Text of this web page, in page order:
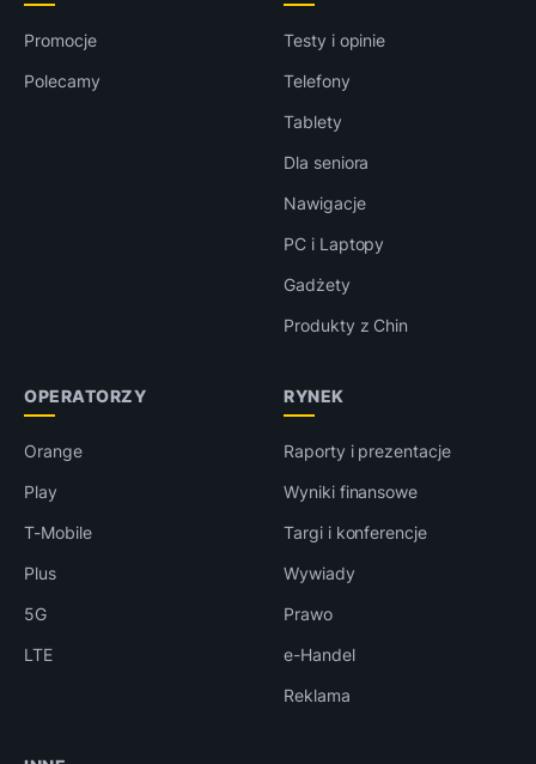
Promocje
Polecamy
Testy i opinie
Telefony
Tablety
Dla seniora
Nawigacje
PC i Laptopy
Gadżety
Produkty z Chin
OPERATORZY
Orange
Play
T-Mobile
Plus
5G
LTE
RYNEK
Raporty i prezentacje
Wyniki finansowe
Targi i konferencje
Wywiady
Prawo
e-Handel
Reklama